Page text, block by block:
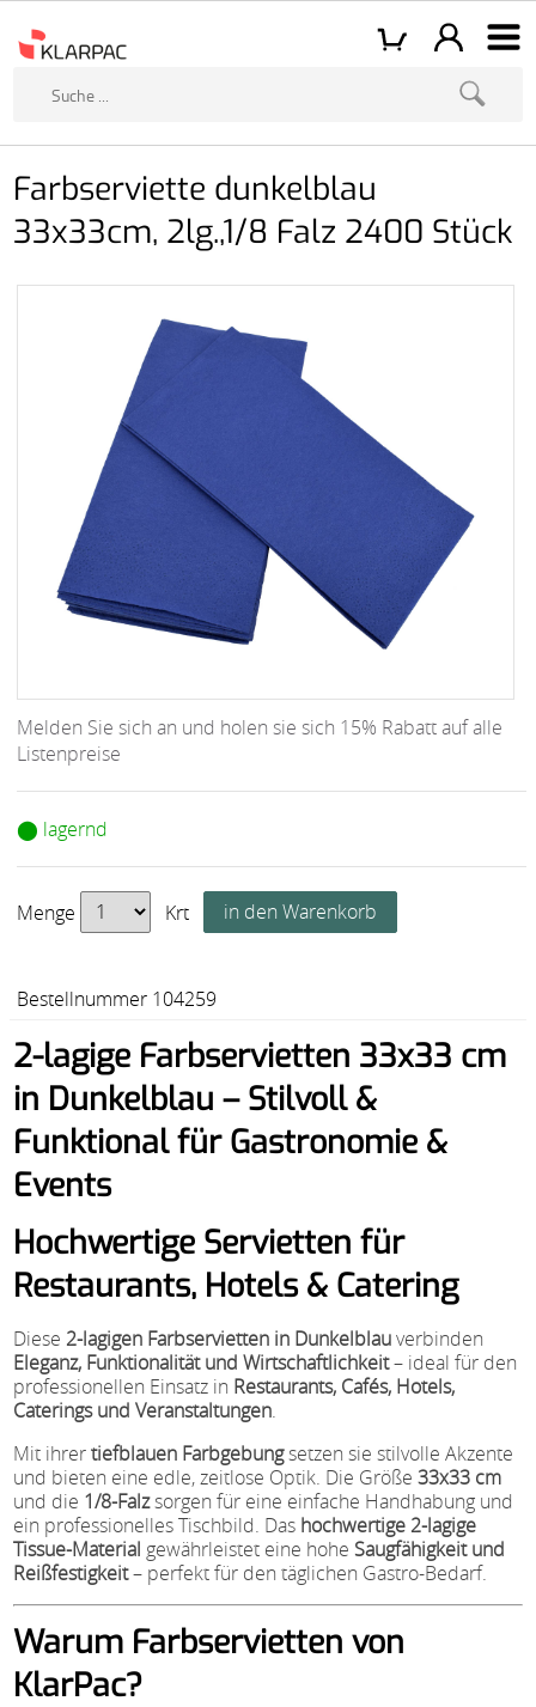
Farbserviette dunkelblau
33x33cm, 2lg.,1/8 Falz 2400 Stück
Melden Sie sich an und holen sie sich 15% Rabatt auf alle
Listenpreise
⬤ lagernd
Menge Krt
Bestellnummer 104259
2-lagige Farbservietten 33x33 cm
in Dunkelblau – Stilvoll &
Funktional für Gastronomie &
Events
Hochwertige Servietten für
Restaurants, Hotels & Catering
Diese 2-lagigen Farbservietten in Dunkelblauverbinden
Eleganz, Funktionalität und Wirtschaftlichkeit– ideal für den
professionellen Einsatz in Restaurants, Cafés, Hotels,
Caterings und Veranstaltungen.
Mit ihrertiefblauen Farbgebungsetzen sie stilvolle Akzente
und bieten eine edle, zeitlose Optik. Die Größe33x33 cm
und die 1/8-Falzsorgen für eine einfache Handhabung und
ein professionelles Tischbild. Das hochwertige 2-lagige
Tissue-Material gewährleistet eine hoheSaugfähigkeit und
Reißfestigkeit– perfekt für den täglichen Gastro-Bedarf.
Warum Farbservietten von
KlarPac?